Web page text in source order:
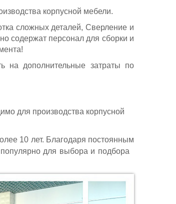
корпусной мебели.
сложных деталей, Сверление и
содержат персонал для сборки и
на дополнительные затраты по
для производства корпусной
10 лет. Благодаря постоянным
для выбора и подбора